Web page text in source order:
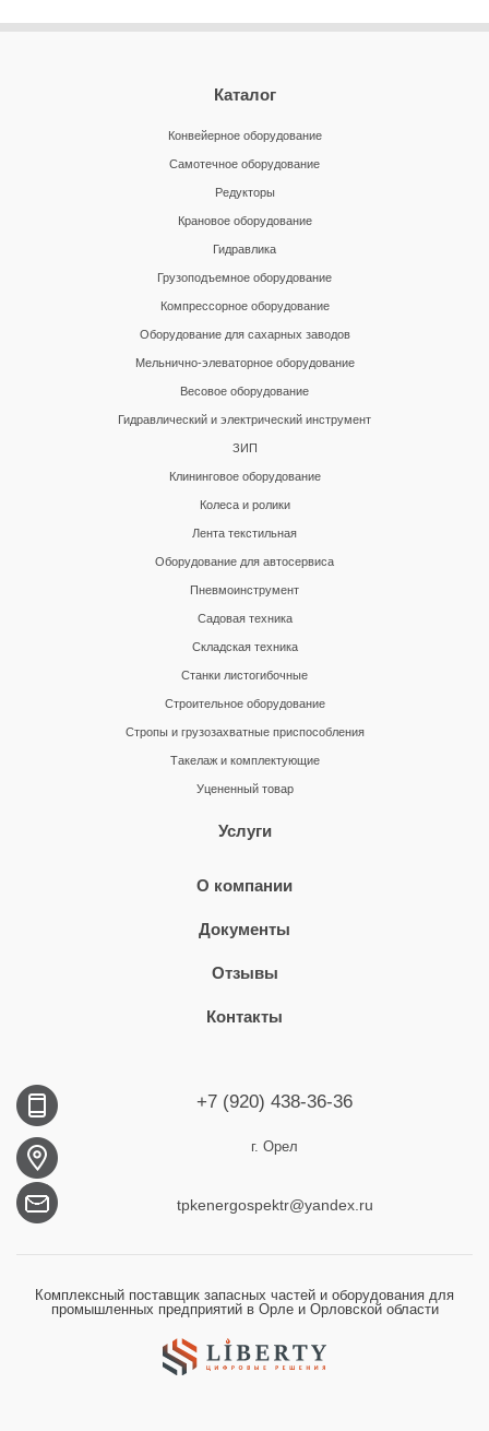
Каталог
Конвейерное оборудование
Самотечное оборудование
Редукторы
Крановое оборудование
Гидравлика
Грузоподъемное оборудование
Компрессорное оборудование
Оборудование для сахарных заводов
Мельнично-элеваторное оборудование
Весовое оборудование
Гидравлический и электрический инструмент
ЗИП
Клининговое оборудование
Колеса и ролики
Лента текстильная
Оборудование для автосервиса
Пневмоинструмент
Садовая техника
Складская техника
Станки листогибочные
Строительное оборудование
Стропы и грузозахватные приспособления
Такелаж и комплектующие
Уцененный товар
Услуги
О компании
Документы
Отзывы
Контакты
+7 (920) 438-36-36
г. Орел
tpkenergospektr@yandex.ru
Комплексный поставщик запасных частей и оборудования для
промышленных предприятий в Орле и Орловской области